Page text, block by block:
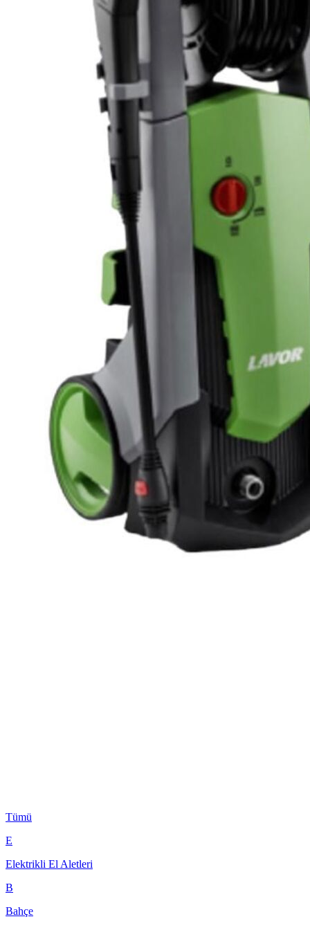
Tümü
E
Elektrikli El Aletleri
B
Bahçe